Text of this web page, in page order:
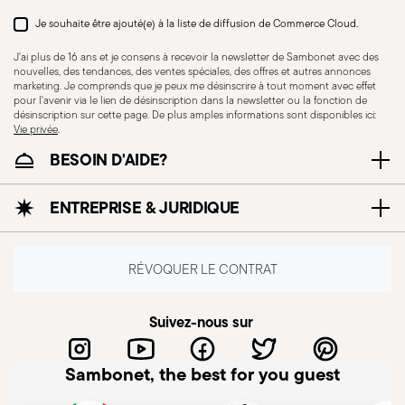
Résistance au lave-
KNIVES - Une utilisation incorrecte des articles
peut causer des blessures. Il est donc essentiel
de les utiliser avec prudence et uniquement aux
fins prévues. Les principales recommandations
Je souhaite être ajouté(e) à la liste de diffusion de Commerce Cloud.
J'ai plus de 16 ans et je consens à recevoir la newsletter de Sambonet avec des
nouvelles, des tendances, des ventes spéciales, des offres et autres annonces
marketing. Je comprends que je peux me désinscrire à tout moment avec effet
pour l'avenir via le lien de désinscription dans la newsletter ou la fonction de
désinscription sur cette page. De plus amples informations sont disponibles ici:
Vie privée.
BESOIN D'AIDE?
ENTREPRISE & JURIDIQUE
RÉVOQUER LE CONTRAT
Suivez-nous sur
Sambonet, the best for you guest